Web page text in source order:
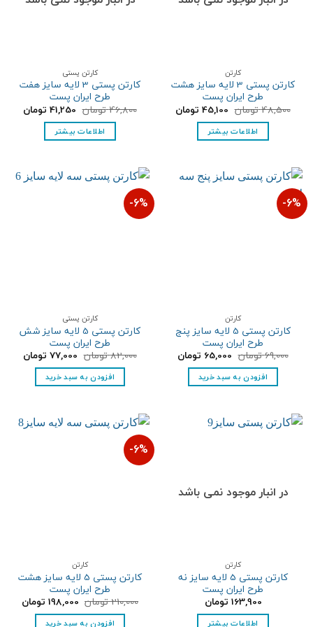
کارتن
کارتن پستی 3 لایه سایز هشت
طرح ایران پست
48,500تومان قیمت
اصلی:
48,500 تومان
بود.
45,100 تومانقیمت
فعلی:
اطلاعات بیشتر
کارتن پستی
کارتن پستی 3 لایه سایز هفت
طرح ایران پست
46,800تومان قیمت
اصلی:
46,800 تومان
بود.
41,250 تومانقیمت
فعلی:
اطلاعات بیشتر
6%-
کارتن
کارتن پستی 5 لایه سایز پنج
طرح ایران پست
69,000تومان قیمت
اصلی:
69,000 تومان
بود.
65,000 تومانقیمت
فعلی:
افزودن به سبد خرید
6%-
کارتن پستی
کارتن پستی 5 لایه سایز شش
طرح ایران پست
82,000تومان قیمت
اصلی:
82,000 تومان
بود.
77,000 تومانقیمت
فعلی:
افزودن به سبد خرید
در انبار موجود نمی باشد
کارتن
کارتن پستی 5 لایه سایز نه
طرح ایران پست
163,900 تومان
اطلاعات بیشتر
6%-
کارتن
کارتن پستی 5 لایه سایز هشت
طرح ایران پست
210,000تومان قیمت
اصلی:
210,000 تومان
198,000 تومان
افزودن به سبد خرید